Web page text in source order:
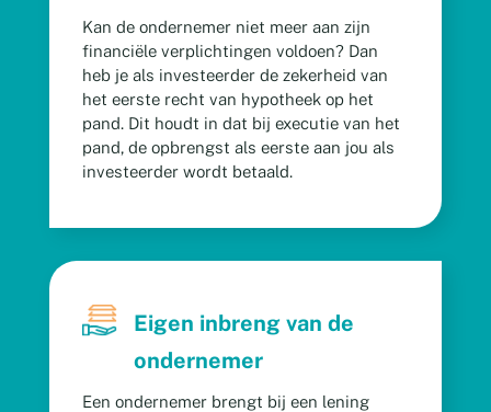
Kan de ondernemer niet meer aan zijn
financiële verplichtingen voldoen? Dan
heb je als investeerder de zekerheid van
het eerste recht van hypotheek op het
pand. Dit houdt in dat bij executie van het
pand, de opbrengst als eerste aan jou als
investeerder wordt betaald.
Eigen inbreng van de
ondernemer
Een ondernemer brengt bij een lening